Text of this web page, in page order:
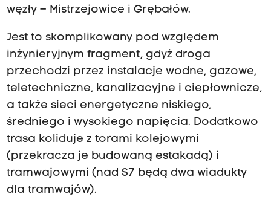
węzły – Mistrzejowice i Grębałów.
Jest to skomplikowany pod względem
inżynieryjnym fragment, gdyż droga
przechodzi przez instalacje wodne, gazowe,
teletechniczne, kanalizacyjne i ciepłownicze,
a także sieci energetyczne niskiego,
średniego i wysokiego napięcia. Dodatkowo
trasa koliduje z torami kolejowymi
(przekracza je budowaną estakadą) i
tramwajowymi (nad S7 będą dwa wiadukty
dla tramwajów).